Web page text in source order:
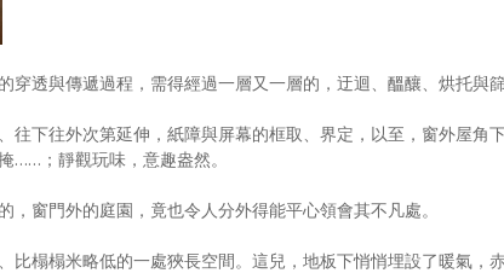
穿透與傳遞過程，需得經過一層又一層的，迂迴、醞釀、烘托與
往下往外次第延伸，紙障與屏幕的框取、界定，以至，窗外屋角
……；靜觀玩味，意趣盎然。
，窗門外的庭園，竟也令人分外得能平心領會其不凡處。
比榻榻米略低的一處狹長空間。這兒，地板下悄悄埋設了暖氣，